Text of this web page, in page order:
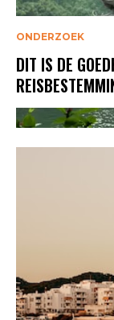
ONDERZOEK
DIT IS DE